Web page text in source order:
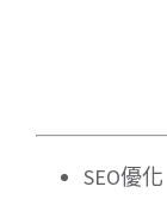
SEO優